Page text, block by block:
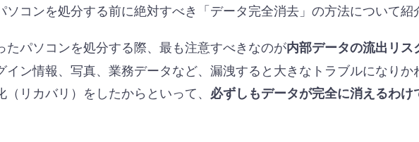
ソコンを処分する前に絶対すべき「データ完全消去」の方法について紹
たパソコンを処分する際、最も注意すべきなのが内部データの流出リス
イン情報、写真、業務データなど、漏洩すると大きなトラブルになり
（リカバリ）をしたからといって、 必ずしもデータが完全に消えるわけ